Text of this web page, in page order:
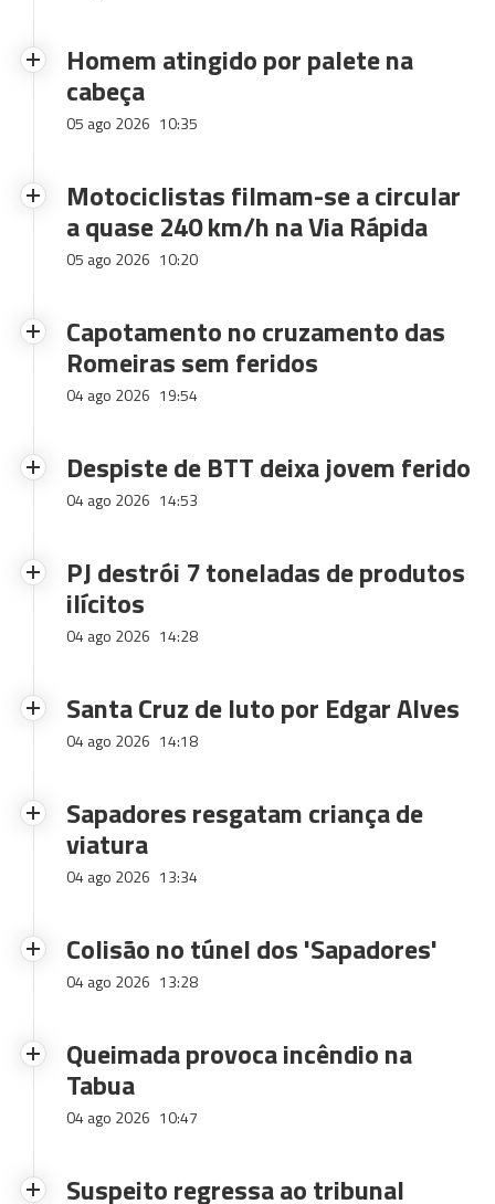
Homem atingido por palete na
cabeça
05 ago 2026 10:35
Motociclistas filmam-se a circular
a quase 240 km/h na Via Rápida
05 ago 2026 10:20
Capotamento no cruzamento das
Romeiras sem feridos
04 ago 2026 19:54
Despiste de BTT deixa jovem ferido
04 ago 2026 14:53
PJ destrói 7 toneladas de produtos
ilícitos
04 ago 2026 14:28
Santa Cruz de luto por Edgar Alves
04 ago 2026 14:18
Sapadores resgatam criança de
viatura
04 ago 2026 13:34
Colisão no túnel dos 'Sapadores'
04 ago 2026 13:28
Queimada provoca incêndio na
Tabua
04 ago 2026 10:47
Suspeito regressa ao tribunal